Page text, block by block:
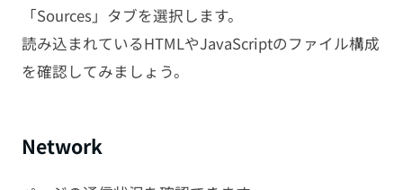
「Sources」タブを選択します。
読み込まれているHTMLやJavaScriptのファイル構成
を確認してみましょう。
Network